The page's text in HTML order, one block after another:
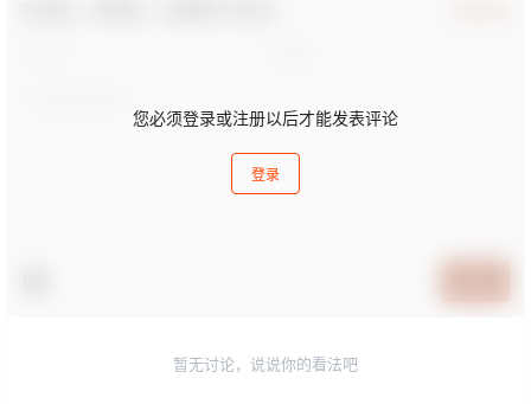
您必须登录或注册以后才能发表评论
登录
暂无讨论，说说你的看法吧